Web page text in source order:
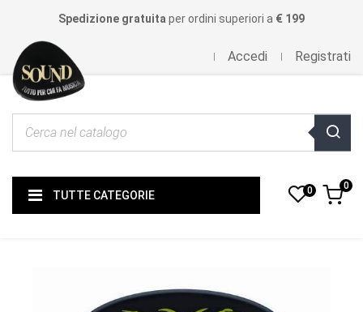
Spedizione gratuita per ordini superiori a € 199
Accedi Registrati
TUTTE CATEGORIE 0 0